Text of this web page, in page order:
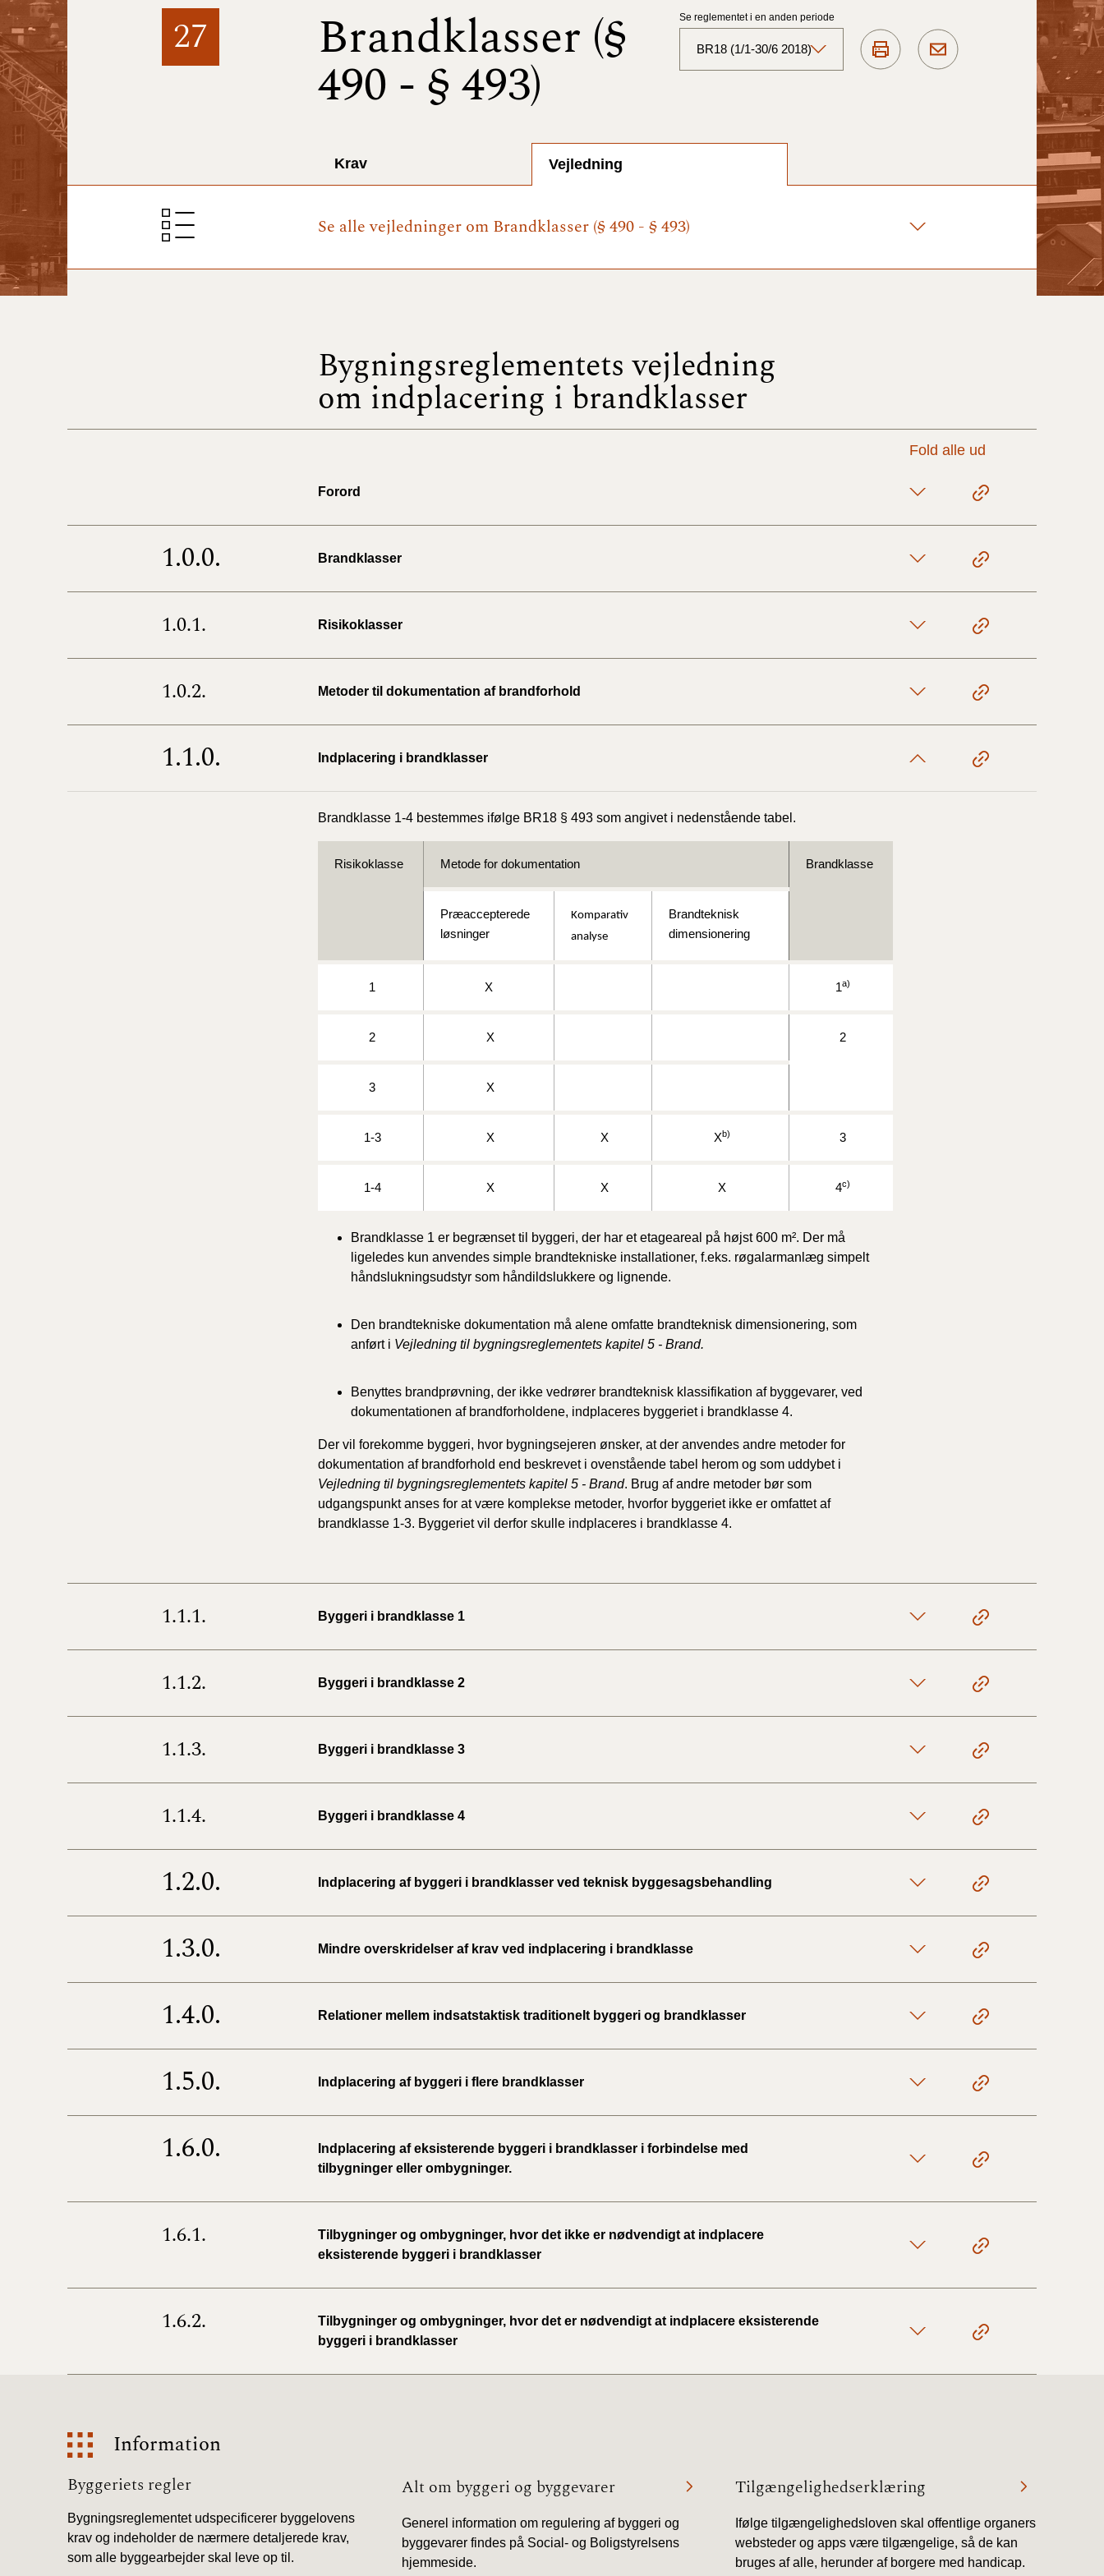
27 Brandklasser (§
490 - § 493)
Se reglementet i en anden periode
BR18 (1/1-30/6 2018)
BR18 (1/1- 31/12
2023)
BR18 (17/9 - 31/12
2021)
BR18 (1/1-9/3 2020)
BR18 (1/1-4/7 2019)
BR18 (1/7-31/12
Krav Vejledning
Se alle vejledninger om Brandklasser (§ 490 - § 493)
Bygningsreglementets vejledning
om indplacering i brandklasser
Fold alle ud
Forord
1.0.0. Brandklasser
1.0.1. Risikoklasser
1.0.2. Metoder til dokumentation af brandforhold
1.1.0. Indplacering i brandklasser
Brandklasse 1-4 bestemmes ifølge BR18 § 493 som angivet i nedenstående tabel.
Risikoklasse Metode for dokumentation Brandklasse
Præaccepterede
løsninger
Komparativ
analyse
Brandteknisk
dimensionering
1 X 1a)
2 X 2
3 X
1-3 X X Xb) 3
1-4 X X X 4c)
Brandklasse 1 er begrænset til byggeri, der har et etageareal på højst 600 m². Der må
ligeledes kun anvendes simple brandtekniske installationer, f.eks. røgalarmanlæg simpelt
håndslukningsudstyr som håndildslukkere og lignende.
Den brandtekniske dokumentation må alene omfatte brandteknisk dimensionering, som
anført i Vejledning til bygningsreglementets kapitel 5 - Brand.
Benyttes brandprøvning, der ikke vedrører brandteknisk klassifikation af byggevarer, ved
dokumentationen af brandforholdene, indplaceres byggeriet i brandklasse 4.
Der vil forekomme byggeri, hvor bygningsejeren ønsker, at der anvendes andre metoder for
dokumentation af brandforhold end beskrevet i ovenstående tabel herom og som uddybet i
Vejledning til bygningsreglementets kapitel 5 - Brand. Brug af andre metoder bør som
udgangspunkt anses for at være komplekse metoder, hvorfor byggeriet ikke er omfattet af
brandklasse 1-3. Byggeriet vil derfor skulle indplaceres i brandklasse 4.
1.1.1. Byggeri i brandklasse 1
1.1.2. Byggeri i brandklasse 2
1.1.3. Byggeri i brandklasse 3
1.1.4. Byggeri i brandklasse 4
1.2.0. Indplacering af byggeri i brandklasser ved teknisk byggesagsbehandling
1.3.0. Mindre overskridelser af krav ved indplacering i brandklasse
1.4.0. Relationer mellem indsatstaktisk traditionelt byggeri og brandklasser
1.5.0. Indplacering af byggeri i flere brandklasser
1.6.0.
Indplacering af eksisterende byggeri i brandklasser i forbindelse med
tilbygninger eller ombygninger.
1.6.1.
Tilbygninger og ombygninger, hvor det ikke er nødvendigt at indplacere
eksisterende byggeri i brandklasser
1.6.2.
Tilbygninger og ombygninger, hvor det er nødvendigt at indplacere eksisterende
byggeri i brandklasser
Information
Information
Byggeriets regler
Bygningsreglementet udspecificerer byggelovens
krav og indeholder de nærmere detaljerede krav,
som alle byggearbejder skal leve op til.
Alt om byggeri og byggevarer
Generel information om regulering af byggeri og
byggevarer findes på Social- og Boligstyrelsens
hjemmeside.
Tilgængelighedserklæring
Ifølge tilgængelighedsloven skal offentlige organers
websteder og apps være tilgængelige, så de kan
bruges af alle, herunder af borgere med handicap.